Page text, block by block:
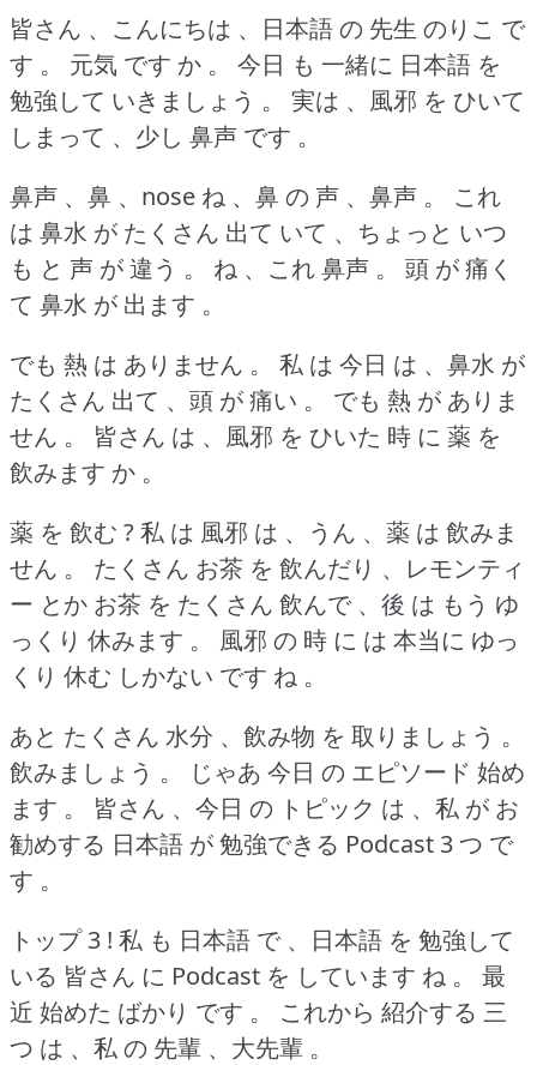
皆さん 、こんにちは 、日本語 の 先生 のりこ で
す 。
元気 です か 。
今日 も 一緒に 日本語 を
勉強して いきましょう 。
実は 、風邪 を ひいて
しまって 、少し 鼻声 です 。
鼻声 、鼻 、nose ね 、鼻 の 声 、鼻声 。
これ
は 鼻水 が たくさん 出て いて 、ちょっと いつ
も と 声 が 違う 。
ね 、これ 鼻声 。
頭 が 痛く
て 鼻水 が 出ます 。
でも 熱 は ありません 。
私 は 今日 は 、鼻水 が
たくさん 出て 、頭 が 痛い 。
でも 熱 が ありま
せん 。
皆さん は 、風邪 を ひいた 時 に 薬 を
飲みます か 。
薬 を 飲む ?私 は 風邪 は 、うん 、薬 は 飲みま
せん 。
たくさん お茶 を 飲んだり 、レモンティ
ー とか お茶 を たくさん 飲んで 、後 は もう ゆ
っくり 休みます 。
風邪 の 時 に は 本当に ゆっ
くり 休む しかない です ね 。
あと たくさん 水分 、飲み物 を 取りましょう 。
飲みましょう 。
じゃあ 今日 の エピソード 始め
ます 。
皆さん 、今日 の トピック は 、私 が お
勧めする 日本語 が 勉強できる Podcast 3 つ で
す 。
トップ 3 ! 私 も 日本語 で 、日本語 を 勉強して
いる 皆さん に Podcast を しています ね 。
最
近 始めた ばかり です 。
これから 紹介する 三
つ は 、私 の 先輩 、大先輩 。